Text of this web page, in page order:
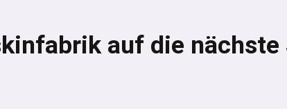
auf die nächste